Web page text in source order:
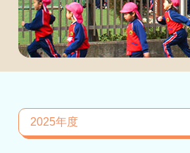
2025年度